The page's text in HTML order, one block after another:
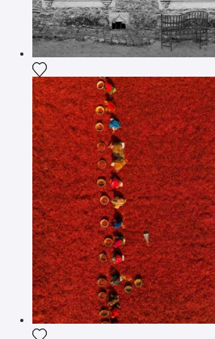
Ajouter la photographie à ma